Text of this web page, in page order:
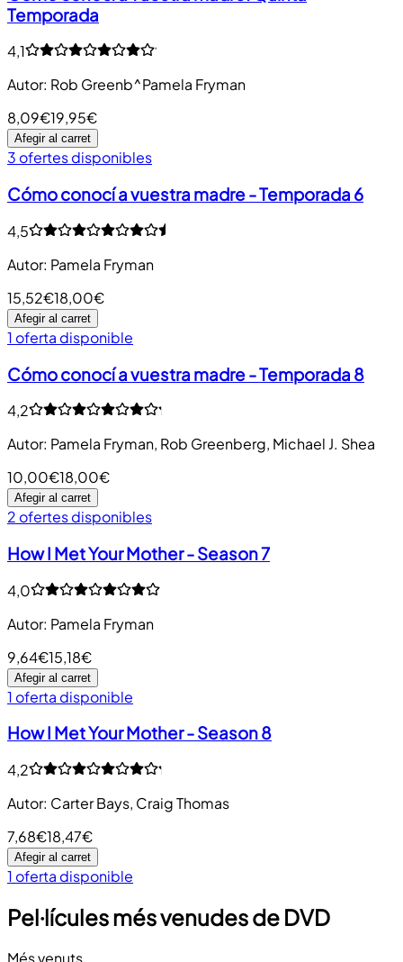
Temporada
4,1
Autor: Rob Greenb^Pamela Fryman
8,09€19,95€
Afegir al carret
3 ofertes disponibles
Cómo conocí a vuestra madre - Temporada 6
4,5
Autor: Pamela Fryman
15,52€18,00€
Afegir al carret
1 oferta disponible
Cómo conocí a vuestra madre - Temporada 8
4,2
Autor: Pamela Fryman, Rob Greenberg, Michael J. Shea
10,00€18,00€
Afegir al carret
2 ofertes disponibles
How I Met Your Mother - Season 7
4,0
Autor: Pamela Fryman
9,64€15,18€
Afegir al carret
1 oferta disponible
How I Met Your Mother - Season 8
4,2
Autor: Carter Bays, Craig Thomas
7,68€18,47€
Afegir al carret
1 oferta disponible
Pel·lícules més venudes de DVD
Més venuts